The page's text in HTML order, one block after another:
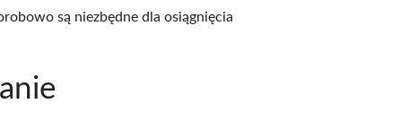
są niezbędne dla osiągnięcia